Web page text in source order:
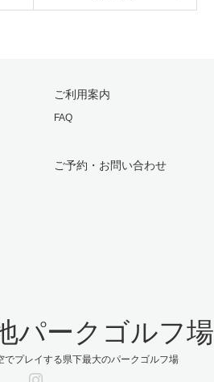
ご利用案内
FAQ
ご予約・お問い合わせ
パークゴルフ場
でプレイする県下最大のパークゴルフ場